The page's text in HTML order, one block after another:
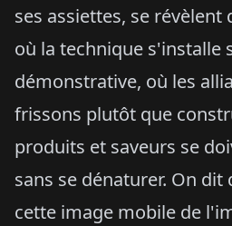
ses assiettes, se
où la technique s'installe
démonstrative, où les
frissons plutôt que
produits et saveurs se
sans se dénaturer. On
cette image mobile de